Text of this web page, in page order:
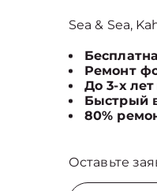
Sea & Sea,
Ремонт
До 3-х
Быстрый
80%
Оставьте